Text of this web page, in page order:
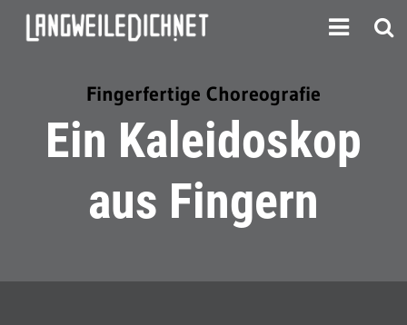
Fingerfertige Choreografie
Ein Kaleidoskop
aus Fingern